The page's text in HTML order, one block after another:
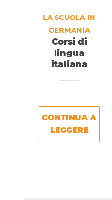
LA SCUOLA IN
GERMANIA
Corsi di
lingua
italiana
CONTINUA A
LEGGERE